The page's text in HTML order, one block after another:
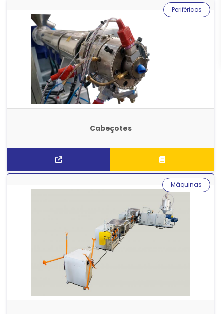
Cabeçotes
Periféricos
Máquinas